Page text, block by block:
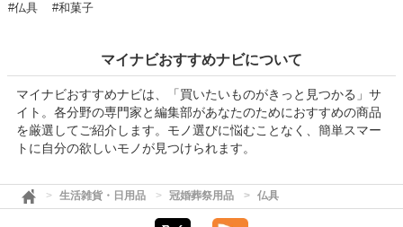
#仏具
#和菓子
マイナビおすすめナビについて
マイナビおすすめナビは、「買いたいものがきっと見つかる」サ
イト。各分野の専門家と編集部があなたのためにおすすめの商品
を厳選してご紹介します。モノ選びに悩むことなく、簡単スマー
トに自分の欲しいモノが見つけられます。
生活雑貨・日用品 冠婚葬祭用品 仏具